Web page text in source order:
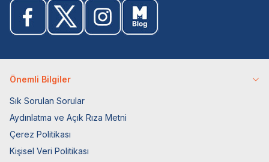
Önemli Bilgiler
Sık Sorulan Sorular
Aydınlatma ve Açık Rıza Metni
Çerez Politikası
Kişisel Veri Politikası